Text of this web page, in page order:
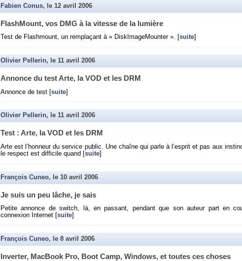
Fabien Conus, le 12 avril 2006
Flash­Mount, vos DMG à la vi­tesse de la lu­mière
Test de Flash­mount, un rem­pla­çant à « Dis­kI­ma­ge­Moun­ter ». [ suite
Olivier Pellerin, le 11 avril 2006
An­nonce du test Arte, la VOD et les DRM
An­nonce de test [suite]
Olivier Pellerin, le 11 avril 2006
Test : Arte, la VOD et les DRM
Arte est l’hon­neur du ser­vice pu­blic. Une chaîne qui parle à l’es­prit et pas aux
le res­pect est dif­fi­cile quand [suite]
François Cuneo, le 10 avril 2006
Je suis un peu lâche, je sais
Pe­tite an­nonce de switch, là, en pas­sant, pen­dant que son au­teur part en
connexion In­ter­net [ suite
François Cuneo, le 8 avril 2006
In­ver­ter, Mac­Book Pro, Boot Camp, Win­dows, et toutes ces choses